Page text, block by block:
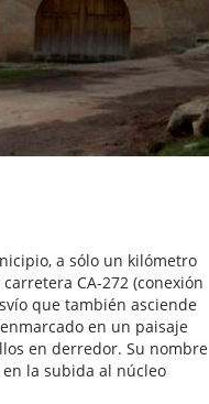
a sólo un kilómetro
CA-272 (conexión
que también asciende
en un paisaje
en derredor. Su nombre
la subida al núcleo